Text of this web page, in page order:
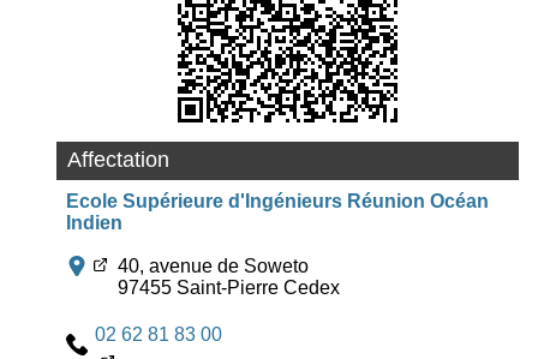
Affectation
Ecole Supérieure d'Ingénieurs Réunion Océan
Indien
40, avenue de Soweto
97455 Saint-Pierre Cedex
02 62 81 83 00